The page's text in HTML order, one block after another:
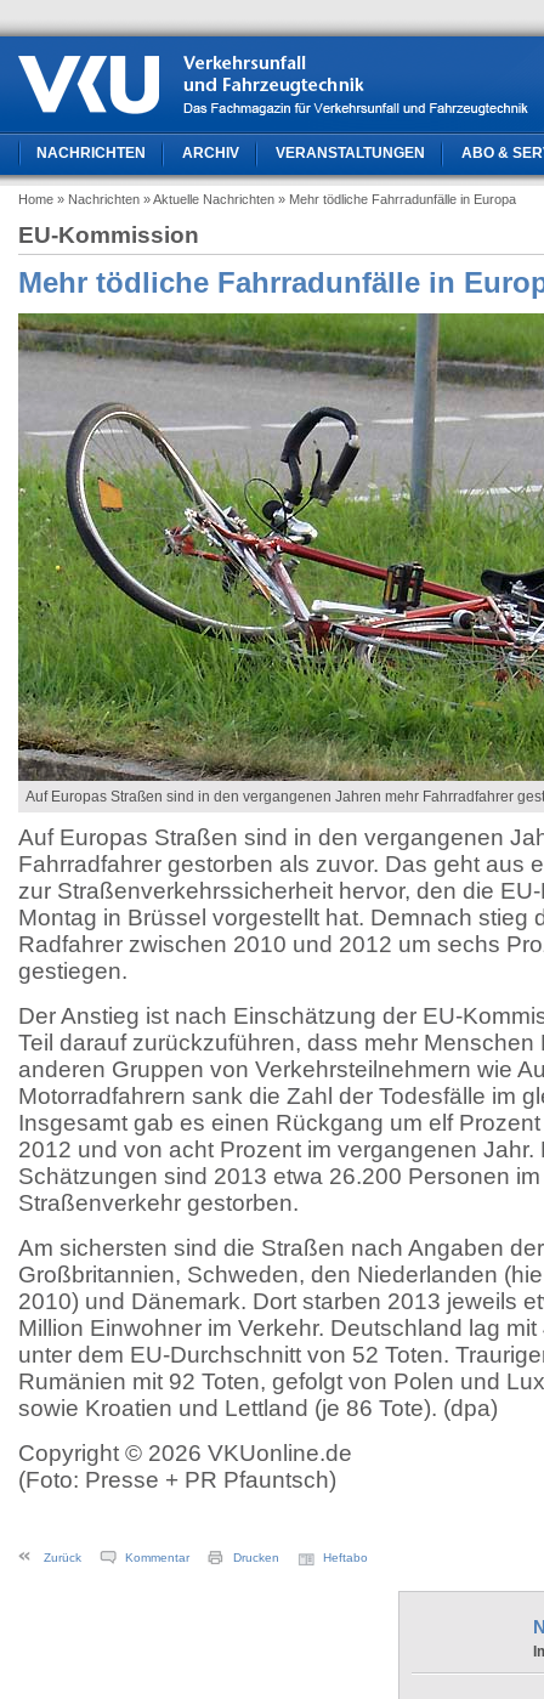
NACHRICHTEN ARCHIV VERANSTALTUNGEN ABO &
Home » Nachrichten » Aktuelle Nachrichten » Mehr tödliche Fahrradunfälle in Europa
EU-Kommission
Mehr tödliche Fahrradunfälle in
Auf Europas Straßen sind in den vergangenen Jahren mehr Fahrradfahrer
Auf Europas Straßen sind in den vergangenen
Fahrradfahrer gestorben als zuvor. Das geht aus
zur Straßenverkehrssicherheit hervor, den die
Montag in Brüssel vorgestellt hat. Demnach stieg
Radfahrer zwischen 2010 und 2012 um sechs
gestiegen.
Der Anstieg ist nach Einschätzung der EU-
Teil darauf zurückzuführen, dass mehr Menschen
anderen Gruppen von Verkehrsteilnehmern wie
Motorradfahrern sank die Zahl der Todesfälle im
Insgesamt gab es einen Rückgang um elf
2012 und von acht Prozent im vergangenen Jahr.
Schätzungen sind 2013 etwa 26.200 Personen
Straßenverkehr gestorben.
Am sichersten sind die Straßen nach Angaben
Großbritannien, Schweden, den Niederlanden
2010) und Dänemark. Dort starben 2013 jeweils
Million Einwohner im Verkehr. Deutschland lag
unter dem EU-Durchschnitt von 52 Toten.
Rumänien mit 92 Toten, gefolgt von Polen und
sowie Kroatien und Lettland (je 86 Tote). (dpa)
Copyright © 2026 VKUonline.de
(Foto: Presse + PR Pfauntsch)
Zurück Kommentar Drucken Heftabo